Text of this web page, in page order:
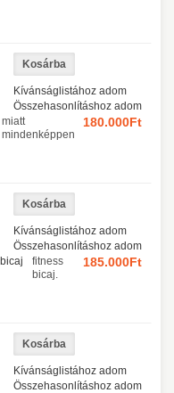
Kívánságlistához adom
Összehasonlításhoz adom
180.000Ft
miatt
mindenképpen
Kívánságlistához adom
Összehasonlításhoz adom
185.000Ft
fitness
bicaj.
Kívánságlistához adom
Összehasonlításhoz adom